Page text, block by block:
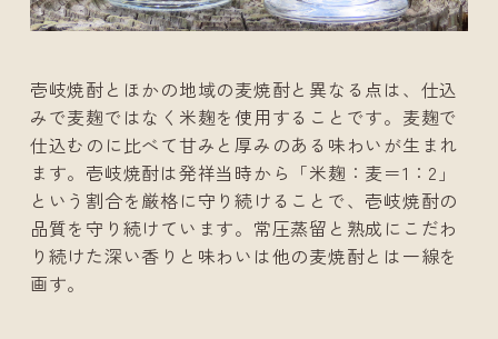
壱岐焼酎とほかの地域の麦焼酎と異なる点は、仕込
みで麦麹ではなく米麹を使用することです。麦麹で
仕込むのに比べて甘みと厚みのある味わいが生まれ
ます。壱岐焼酎は発祥当時から「米麹：麦＝1：2」
という割合を厳格に守り続けることで、壱岐焼酎の
品質を守り続けています。常圧蒸留と熟成にこだわ
り続けた深い香りと味わいは他の麦焼酎とは一線を
画す。